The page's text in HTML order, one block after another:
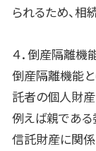
られるため、相
４．倒産隔離機
倒産隔離機能
託者の個人財産
例えば親であ
信託財産に関係